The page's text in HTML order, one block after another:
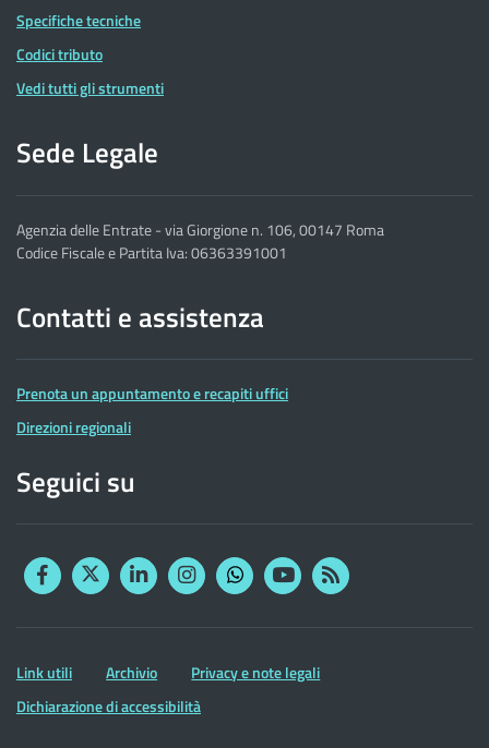
Specifiche tecniche
Codici tributo
Vedi tutti gli strumenti
Sede Legale
Agenzia delle Entrate - via Giorgione n. 106, 00147 Roma
Codice Fiscale e Partita Iva: 06363391001
Contatti e assistenza
Prenota un appuntamento e recapiti uffici
Direzioni regionali
Seguici su
FacebookTwitterLinkedinInstagram
YouTubeRSS
Altre
informazioni
Link utili Archivio
Privacy e note legali
Dichiarazione di accessibilità